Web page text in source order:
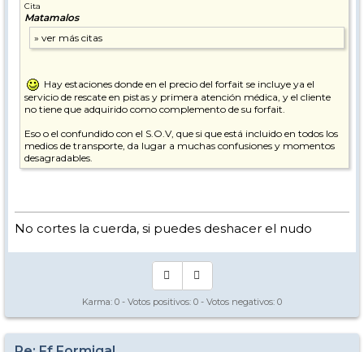
Cita
Matamalos
Hay estaciones donde en el precio del forfait se incluye ya el
servicio de rescate en pistas y primera atención médica, y el cliente
no tiene que adquirido como complemento de su forfait.
Eso o el confundido con el S.O.V, que si que está incluido en todos los
medios de transporte, da lugar a muchas confusiones y momentos
desagradables.
No cortes la cuerda, si puedes deshacer el nudo
Karma: 0 - Votos positivos: 0 - Votos negativos: 0